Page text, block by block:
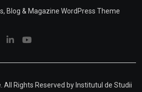
Blog & Magazine WordPress Theme
All Rights Reserved by Institutul de Studii